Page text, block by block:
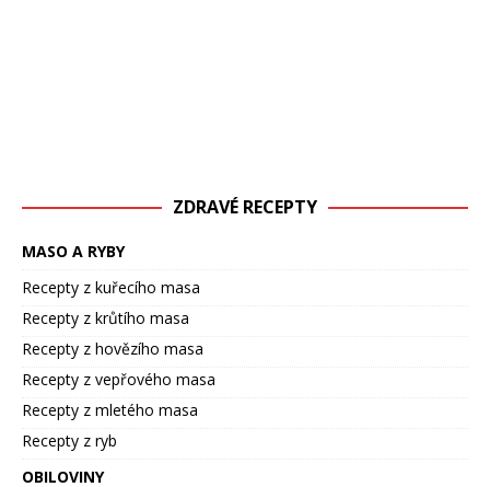
ZDRAVÉ RECEPTY
MASO A RYBY
Recepty z kuřecího masa
Recepty z krůtího masa
Recepty z hovězího masa
Recepty z vepřového masa
Recepty z mletého masa
Recepty z ryb
OBILOVINY